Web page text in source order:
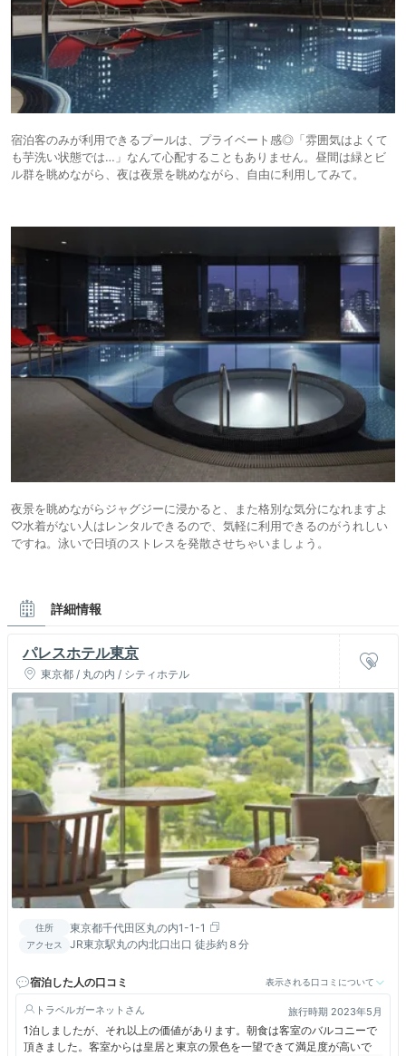
宿泊客のみが利用できるプールは、プライベート感◎「雰囲気はよくて
も芋洗い状態では…」なんて心配することもありません。昼間は緑とビ
ル群を眺めながら、夜は夜景を眺めながら、自由に利用してみて。
夜景を眺めながらジャグジーに浸かると、また格別な気分になれますよ
♡水着がない人はレンタルできるので、気軽に利用できるのがうれしい
ですね。泳いで日頃のストレスを発散させちゃいましょう。
詳細情報
パレスホテル東京
東京都 / 丸の内 / シティホテル
住所 東京都千代田区丸の内1-1-1
アクセス JR東京駅丸の内北口出口 徒歩約８分
宿泊した人の口コミ 表示される口コミについて
トラベルガーネット 旅行時期 2023年5月
1泊しましたが、それ以上の価値があります。朝食は客室のバルコニーで
頂きました。客室からは皇居と東京の景色を一望できて満足度が高いで